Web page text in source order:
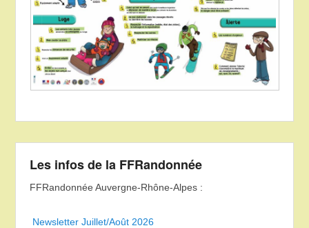
Les infos de la FFRandonnée
FFRandonnée Auvergne-Rhône-Alpes :
Newsletter Juillet/Août 2026